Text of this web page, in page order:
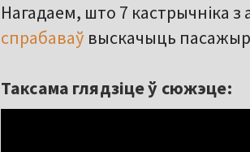
Нагадаем, што 7 кастрычніка
спрабаваў выскачыць
Таксама глядзіце ў сюжэце: